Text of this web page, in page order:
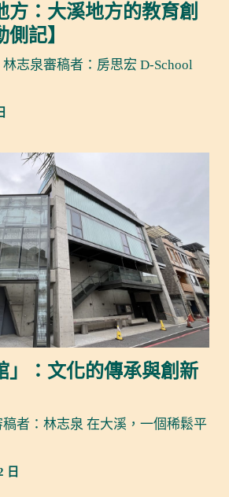
方：大溪地方的教育創
記】
志泉審稿者：房思宏 D-School
」：文化的傳承與創新
者：林志泉 在大溪，一個稀鬆平
日